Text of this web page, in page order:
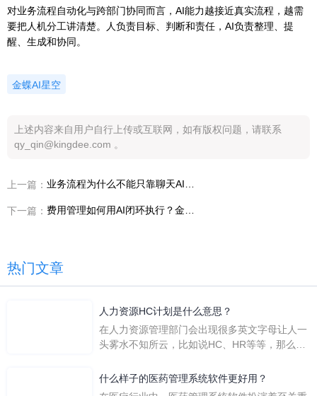
对业务流程自动化与跨部门协同而言，AI能力越接近真实流程，越需
要把人机分工讲清楚。人负责目标、判断和责任，AI负责整理、提
醒、生成和协同。
金蝶AI星空
上述内容来自用户自行上传或互联网，如有版权问题，请联系
qy_qin@kingdee.com 。
上一篇：
下一篇：
热门文章
人力资源HC计划是什么意思？
在人力资源管理部门会出现很多英文字母让人一
头雾水不知所云，比如说HC、HR等等，那么它
么呢？
什么样子的医药管理系统软件更好用？